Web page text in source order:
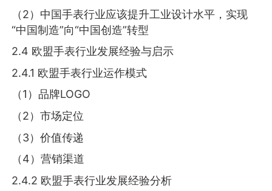
（2）中国手表行业应该提升工业设计水平，实现
“中国制造”向“中国创造”转型
2.4 欧盟手表行业发展经验与启示
2.4.1 欧盟手表行业运作模式
（1）品牌LOGO
（2）市场定位
（3）价值传递
（4）营销渠道
2.4.2 欧盟手表行业发展经验分析